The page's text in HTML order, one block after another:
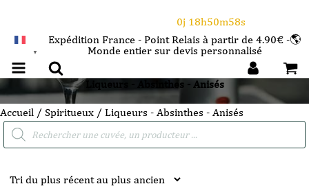
0j 18h50m58s
▼
Expédition France - Point Relais à partir de 4.90€ -🌎
Monde entier sur devis personnalisé
Liqueurs - Absinthes - Anisés
Accueil / Spiritueux / Liqueurs - Absinthes - Anisés
Recherche